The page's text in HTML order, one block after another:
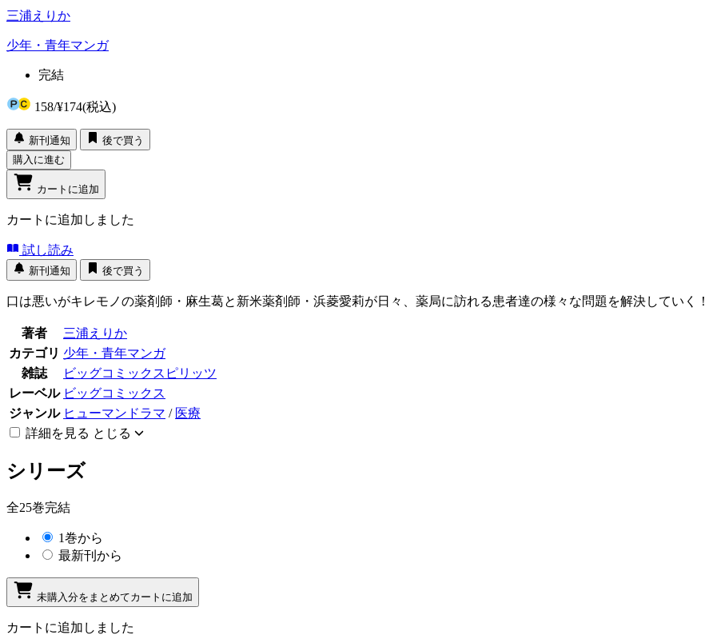
三浦えりか
少年・青年マンガ
完結
158/¥174(税込)
新刊通知
後で買う
購入に進む
カートに追加
カートに追加しました
試し読み
新刊通知 後で買う
口は悪いがキレモノの薬剤師・麻生葛と新米薬剤師・浜菱愛莉が日々、薬局に訪れる患者達の様々な問題を解決していく！
著者
三浦えりか
カテゴリ 少年・青年マンガ
雑誌
ビッグコミックスピリッツ
レーベル ビッグコミックス
ジャンル ヒューマンドラマ / 医療
詳細を見る とじる
シリーズ
全25巻完結
1巻から
最新刊から
未購入分をまとめてカートに追加
カートに追加しました